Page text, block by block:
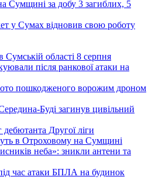
Сумщині за добу 3 загиблих, 5
у Сумах відновив свою роботу
Сумській області 8 серпня
після ранкової атаки на
пошкодженого ворожим дроном
Буді загинув цивільний
Другої ліги
в Отроховому на Сумщині
неба»: зникли антени та
час атаки БПЛА на будинок